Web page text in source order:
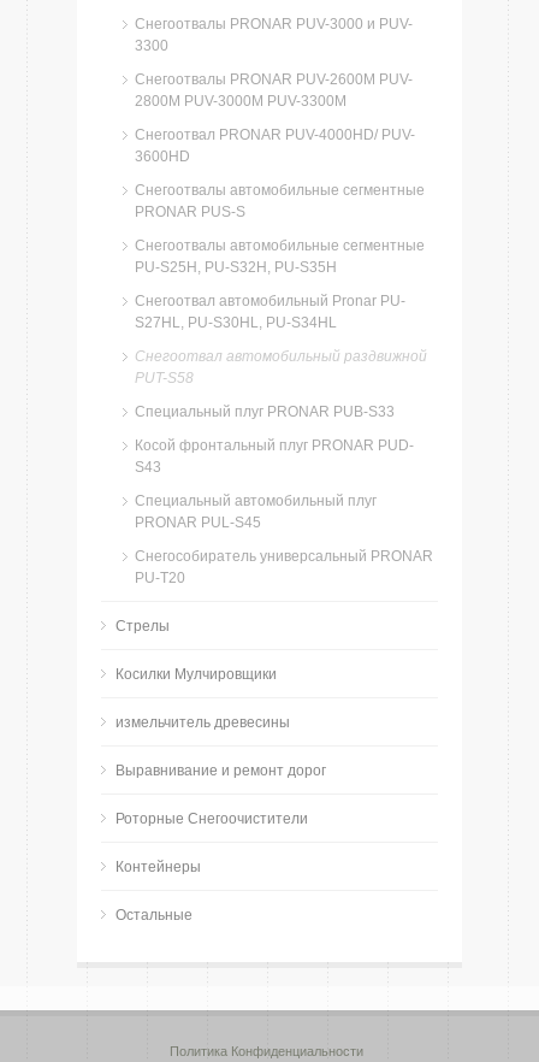
Снегоотвалы PRONAR PUV-3000 и PUV-
3300
Снегоотвалы PRONAR PUV-2600M PUV-
2800M PUV-3000M PUV-3300M
Снегоотвал PRONAR PUV-4000HD/ PUV-
3600HD
Снегоотвалы автомобильные сегментные
PRONAR PUS-S
Снегоотвалы автомобильные сегментные
PU-S25H, PU-S32H, PU-S35H
Cнегоотвал автомобильный Pronar PU-
S27HL, PU-S30HL, PU-S34HL
Cнегоотвал автомобильный раздвижной
PUT-S58
Специальный плуг PRONAR PUB-S33
Косой фронтальный плуг PRONAR PUD-
S43
Специальный автомобильный плуг
PRONAR PUL-S45
Снегособиратель универсальный PRONAR
PU-Т20
Стрелы
Косилки Мулчировщики
измельчитель древесины
Bыравнивание и ремонт дорог
Роторные Снегоочистители
Контейнеры
Остальные
Политика Конфиденциальности